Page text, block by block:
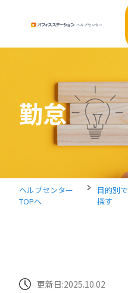
勤怠
ヘルプセンター
TOPへ
>
目的別で
探す
更新日:2025.10.02